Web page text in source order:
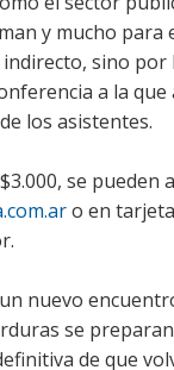
y mucho para
sino
a la
los asistentes.
se pueden
o en
nuevo
se
de que